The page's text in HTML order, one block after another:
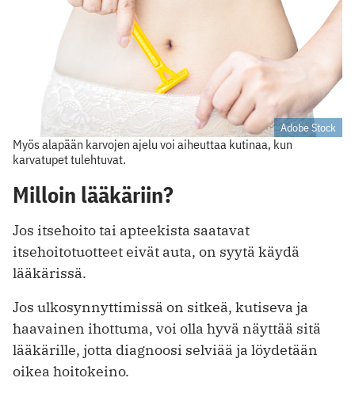
Adobe Stock
Myös alapään karvojen ajelu voi aiheuttaa kutinaa, kun
karvatupet tulehtuvat.
Milloin lääkäriin?
Jos itsehoito tai apteekista saatavat
itsehoitotuotteet eivät auta, on syytä käydä
lääkärissä.
Jos ulkosynnyttimissä on sitkeä, kutiseva ja
haavainen ihottuma, voi olla hyvä näyttää sitä
lääkärille, jotta diagnoosi selviää ja löydetään
oikea hoitokeino.